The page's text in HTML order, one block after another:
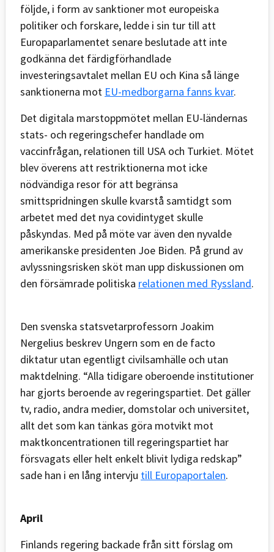
följde, i form av sanktioner mot europeiska
politiker och forskare, ledde i sin tur till att
Europaparlamentet senare beslutade att inte
godkänna det färdigförhandlade
investeringsavtalet mellan EU och Kina så länge
sanktionerna mot EU-medborgarna fanns kvar.
Det digitala marstoppmötet mellan EU-ländernas
stats- och regeringschefer handlade om
vaccinfrågan, relationen till USA och Turkiet. Mötet
blev överens att restriktionerna mot icke
nödvändiga resor för att begränsa
smittspridningen skulle kvarstå samtidgt som
arbetet med det nya covidintyget skulle
påskyndas. Med på möte var även den nyvalde
amerikanske presidenten Joe Biden. På grund av
avlyssningsrisken sköt man upp diskussionen om
den försämrade politiska relationen med Ryssland.
Den svenska statsvetarprofessorn Joakim
Nergelius beskrev Ungern som en de facto
diktatur utan egentligt civilsamhälle och utan
maktdelning. “Alla tidigare oberoende institutioner
har gjorts beroende av regeringspartiet. Det gäller
tv, radio, andra medier, domstolar och universitet,
allt det som kan tänkas göra motvikt mot
maktkoncentrationen till regeringspartiet har
försvagats eller helt enkelt blivit lydiga redskap”
sade han i en lång intervju till Europaportalen.
April
Finlands regering backade från sitt förslag om